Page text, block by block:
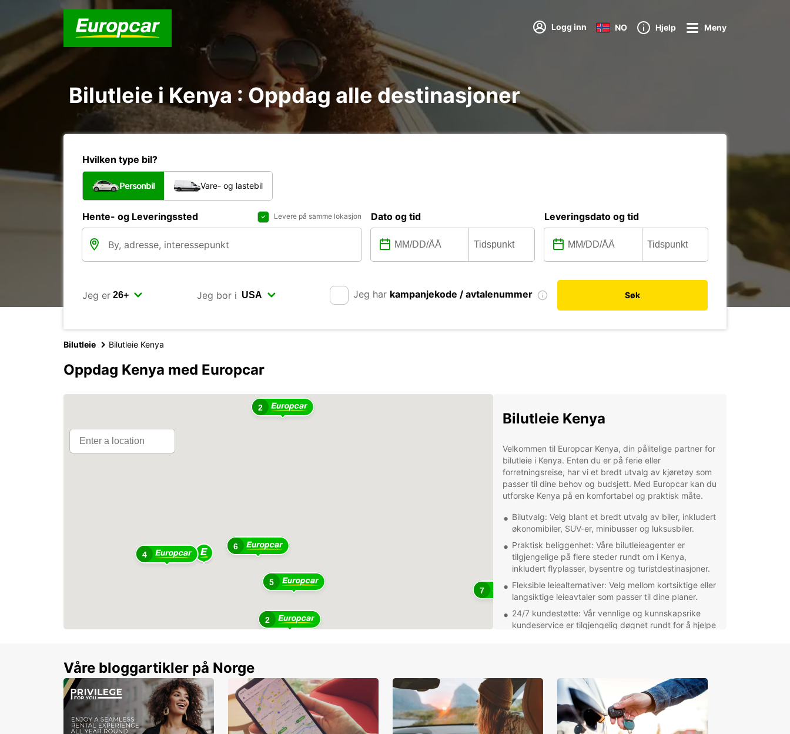
Logg inn NO Hjelp Meny
Bilutleie i Kenya : Oppdag alle destinasjoner
Hvilken type bil?
Personbil Vare- og lastebil
Hente- og Leveringssted Levere på samme lokasjon Dato og tid Leveringsdato og tid
Jeg er Jeg bor i Jeg har kampanjekode / avtalenummer Søk
Bilutleie Bilutleie Kenya
Oppdag Kenya med Europcar
6
5
2
2
4
7
Bilutleie Kenya
Velkommen til Europcar Kenya, din pålitelige partner for
bilutleie i Kenya. Enten du er på ferie eller
forretningsreise, har vi et bredt utvalg av kjøretøy som
passer til dine behov og budsjett. Med Europcar kan du
utforske Kenya på en komfortabel og praktisk måte.
Bilutvalg: Velg blant et bredt utvalg av biler, inkludert
økonomibiler, SUV-er, minibusser og luksusbiler.
Praktisk beliggenhet: Våre bilutleieagenter er
tilgjengelige på flere steder rundt om i Kenya,
inkludert flyplasser, bysentre og turistdestinasjoner.
Fleksible leiealternativer: Velg mellom kortsiktige eller
langsiktige leieavtaler som passer til dine planer.
24/7 kundestøtte: Vår vennlige og kunnskapsrike
kundeservice er tilgjengelig døgnet rundt for å hjelpe
bylivet i Nairobi, har Europcar Kenya den perfekte bilen
for deg. Lei en bil med Europcar i dag og opplev
friheten til å utforske Kenya på dine egne vilkår.
Våre bloggartikler på Norge